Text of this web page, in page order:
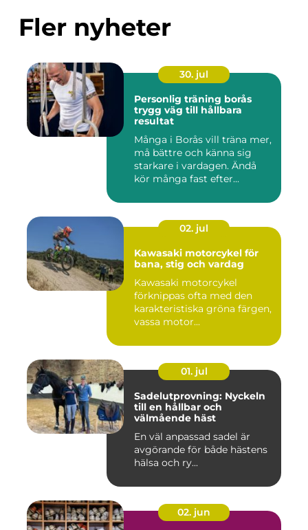
Fler nyheter
30. jul
Personlig träning borås
trygg väg till hållbara
resultat
Många i Borås vill träna mer,
må bättre och känna sig
starkare i vardagen. Ändå
kör många fast efter...
02. jul
Kawasaki motorcykel för
bana, stig och vardag
Kawasaki motorcykel
förknippas ofta med den
karakteristiska gröna färgen,
vassa motor...
01. jul
Sadelutprovning: Nyckeln
till en hållbar och
välmående häst
En väl anpassad sadel är
avgörande för både hästens
hälsa och ry...
02. jun